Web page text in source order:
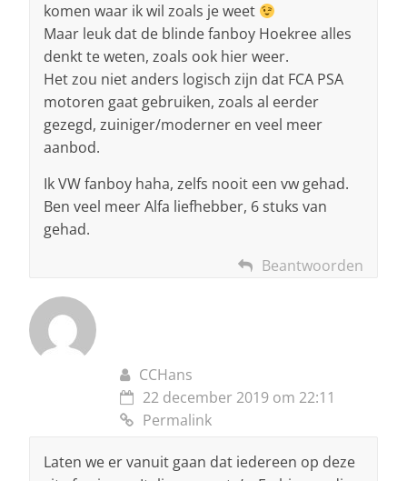
komen waar ik wil zoals je weet
Maar leuk dat de blinde fanboy Hoekree alles
denkt te weten, zoals ook hier weer.
Het zou niet anders logisch zijn dat FCA PSA
motoren gaat gebruiken, zoals al eerder
gezegd, zuiniger/moderner en veel meer
aanbod.
Ik VW fanboy haha, zelfs nooit een vw gehad.
Ben veel meer Alfa liefhebber, 6 stuks van
gehad.
Beantwoorden
CCHans
22 december 2019 om 22:11
Permalink
Laten we er vanuit gaan dat iedereen op deze